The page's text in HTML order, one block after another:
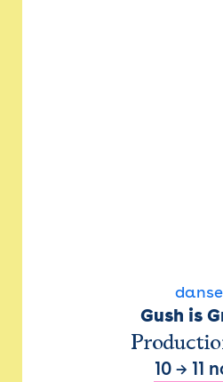
danse
Gush is
10 → 11